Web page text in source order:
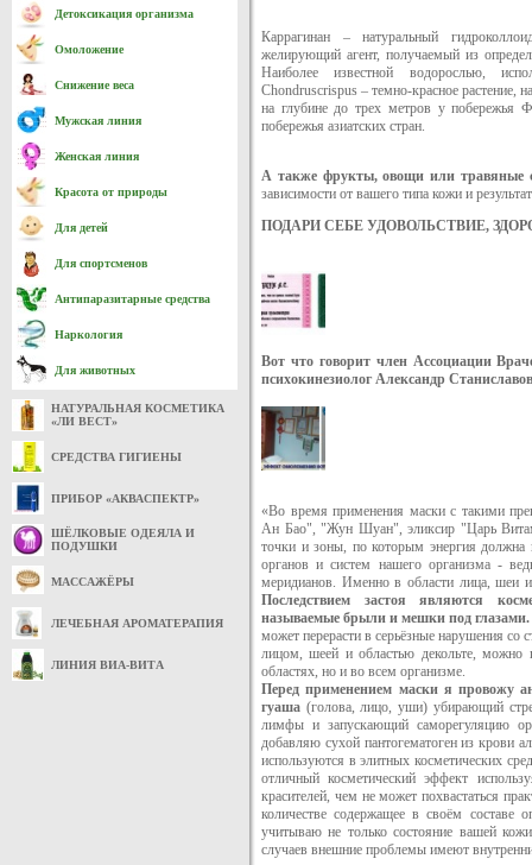
Детоксикация организма
Омоложение
Снижение веса
Мужская линия
Женская линия
Красота от природы
Для детей
Для спортсменов
Антипаразитарные средства
Наркология
Для животных
НАТУРАЛЬНАЯ КОСМЕТИКА
«ЛИ ВЕСТ»
СРЕДСТВА ГИГИЕНЫ
ПРИБОР «АКВАСПЕКТР»
ШЁЛКОВЫЕ ОДЕЯЛА И
ПОДУШКИ
МАССАЖЁРЫ
ЛЕЧЕБНАЯ АРОМАТЕРАПИЯ
ЛИНИЯ ВИА-ВИТА
Каррагинан – натуральный
желирующий агент, получаемый из
Наиболее известной водорослью,
Chondruscrispus – темно-красное растение,
на глубине до трех метров у
побережья азиатских стран.
А также фрукты, овощи или травяные
зависимости от вашего типа кожи и
ПОДАРИ СЕБЕ УДОВОЛЬСТВИЕ,
Вот что говорит член Ассоциации
психокинезиолог Александр
«Во время применения маски с такими
Ан Бао", "Жун Шуан", эликсир "Царь
точки и зоны, по которым энергия должна
органов и систем нашего организма -
меридианов. Именно в области лица, шеи и
Последствием застоя являются
называемые брыли и мешки под глазами.
может перерасти в серьёзные нарушения со
лицом, шеей и областью декольте, можно
областях, но и во всем организме.
Перед применением маски я провожу
гуаша (голова, лицо, уши) убирающий
лимфы и запускающий саморегуляцию
добавляю сухой пантогематоген из крови
используются в элитных косметических
отличный косметический эффект
красителей, чем не может похвастаться
количестве содержащее в своём составе
учитываю не только состояние вашей
случаев внешние проблемы имеют